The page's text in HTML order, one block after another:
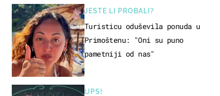
JESTE LI PROBALI?
Turisticu oduševila ponuda u
Primoštenu: "Oni su puno
pametniji od nas"
UPS!